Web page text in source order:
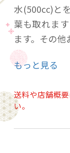
水(500cc)と
葉も取れま
ます。その
す。
もっと見る
送料や店舗概
い。